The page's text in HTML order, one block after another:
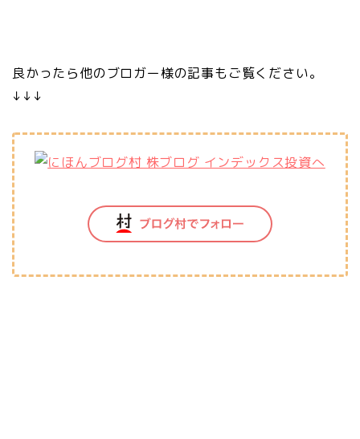
良かったら他のブロガー様の記事もご覧ください。
↓↓↓